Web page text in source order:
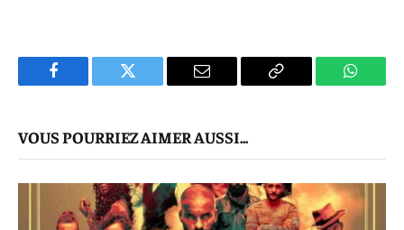
Facebook Twitter
E-
Copier
VOUS POURRIEZ AIMER AUSSI...